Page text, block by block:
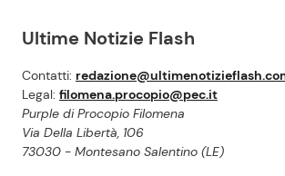
Ultime Notizie Flash
Contatti:
Legal: filomena.procopio@pec.it
Purple di Procopio Filomena
Via Della Libertà, 106
73030 - Montesano Salentino (LE)